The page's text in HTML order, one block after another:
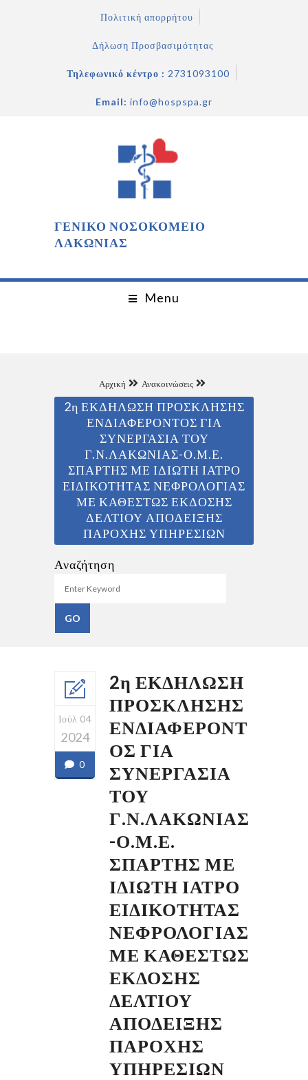
Πολιτική απορρήτου
Δήλωση Προσβασιμότητας
Τηλεφωνικό κέντρο : 2731093100
Email: info@hospspa.gr
ΓΕΝΙΚΟ ΝΟΣΟΚΟΜΕΙΟ
ΛΑΚΩΝΙΑΣ
Menu
Αρχική Ανακοινώσεις
2η ΕΚΔΗΛΩΣΗ ΠΡΟΣΚΛΗΣΗΣ
ΕΝΔΙΑΦΕΡΟΝΤΟΣ ΓΙΑ
ΣΥΝΕΡΓΑΣΙΑ ΤΟΥ
Γ.Ν.ΛΑΚΩΝΙΑΣ-Ο.Μ.Ε.
ΣΠΑΡΤΗΣ ΜΕ ΙΔΙΩΤΗ ΙΑΤΡΟ
ΕΙΔΙΚΟΤΗΤΑΣ ΝΕΦΡΟΛΟΓΙΑΣ
ΜΕ ΚΑΘΕΣΤΩΣ ΕΚΔΟΣΗΣ
ΔΕΛΤΙΟΥ ΑΠΟΔΕΙΞΗΣ
ΠΑΡΟΧΗΣ ΥΠΗΡΕΣΙΩΝ
Αναζήτηση
Ιούλ 04
2024
0
2η ΕΚΔΗΛΩΣΗ
ΠΡΟΣΚΛΗΣΗΣ
ΕΝΔΙΑΦΕΡΟΝΤ
ΟΣ ΓΙΑ
ΣΥΝΕΡΓΑΣΙΑ
ΤΟΥ
Γ.Ν.ΛΑΚΩΝΙΑΣ
-Ο.Μ.Ε.
ΣΠΑΡΤΗΣ ΜΕ
ΙΔΙΩΤΗ ΙΑΤΡΟ
ΕΙΔΙΚΟΤΗΤΑΣ
ΝΕΦΡΟΛΟΓΙΑΣ
ΜΕ ΚΑΘΕΣΤΩΣ
ΕΚΔΟΣΗΣ
ΔΕΛΤΙΟΥ
ΑΠΟΔΕΙΞΗΣ
ΠΑΡΟΧΗΣ
ΥΠΗΡΕΣΙΩΝ